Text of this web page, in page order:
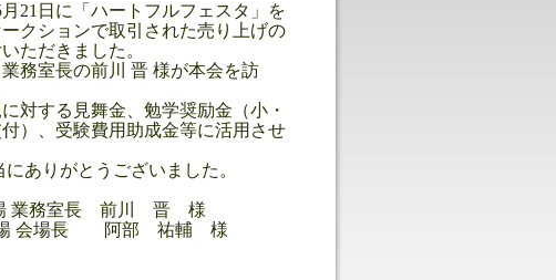
21日に「ハートフルフェスタ」を
クションで取引された売り上げの
ただきました。
務室長の前川 晋 様が本会を訪
対する見舞金、勉学奨励金（小・
）、受験費用助成金等に活用させ
ありがとうございました。
場 業務室長 前川 晋 様
会場長 阿部 祐輔 様